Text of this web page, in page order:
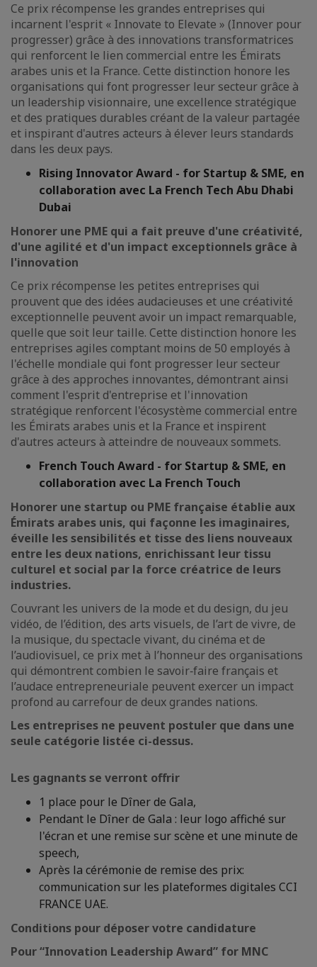
Ce prix récompense les grandes entreprises qui
incarnent l'esprit « Innovate to Elevate » (Innover pour
progresser) grâce à des innovations transformatrices
qui renforcent le lien commercial entre les Émirats
arabes unis et la France. Cette distinction honore les
organisations qui font progresser leur secteur grâce à
un leadership visionnaire, une excellence stratégique
et des pratiques durables créant de la valeur partagée
et inspirant d'autres acteurs à élever leurs standards
dans les deux pays.
Rising Innovator Award - for Startup & SME, en
collaboration avec La French Tech Abu Dhabi
Dubai
Honorer une PME qui a fait preuve d'une créativité,
d'une agilité et d'un impact exceptionnels grâce à
l'innovation
Ce prix récompense les petites entreprises qui
prouvent que des idées audacieuses et une créativité
exceptionnelle peuvent avoir un impact remarquable,
quelle que soit leur taille. Cette distinction honore les
entreprises agiles comptant moins de 50 employés à
l'échelle mondiale qui font progresser leur secteur
grâce à des approches innovantes, démontrant ainsi
comment l'esprit d'entreprise et l'innovation
stratégique renforcent l'écosystème commercial entre
les Émirats arabes unis et la France et inspirent
d'autres acteurs à atteindre de nouveaux sommets.
French Touch Award - for Startup & SME, en
collaboration avec La French Touch
Honorer une startup ou PME française établie aux
Émirats arabes unis, qui façonne les imaginaires,
éveille les sensibilités et tisse des liens nouveaux
entre les deux nations, enrichissant leur tissu
culturel et social par la force créatrice de leurs
industries.
Couvrant les univers de la mode et du design, du jeu
vidéo, de l’édition, des arts visuels, de l’art de vivre, de
la musique, du spectacle vivant, du cinéma et de
l’audiovisuel, ce prix met à l’honneur des organisations
qui démontrent combien le savoir‑faire français et
l’audace entrepreneuriale peuvent exercer un impact
profond au carrefour de deux grandes nations.
Les entreprises ne peuvent postuler que dans une
seule catégorie listée ci-dessus.
Les gagnants se verront offrir
1 place pour le Dîner de Gala,
Pendant le Dîner de Gala : leur logo affiché sur
l'écran et une remise sur scène et une minute de
speech,
Après la cérémonie de remise des prix:
communication sur les plateformes digitales CCI
FRANCE UAE.
Conditions pour déposer votre candidature
Pour “Innovation Leadership Award” for MNC